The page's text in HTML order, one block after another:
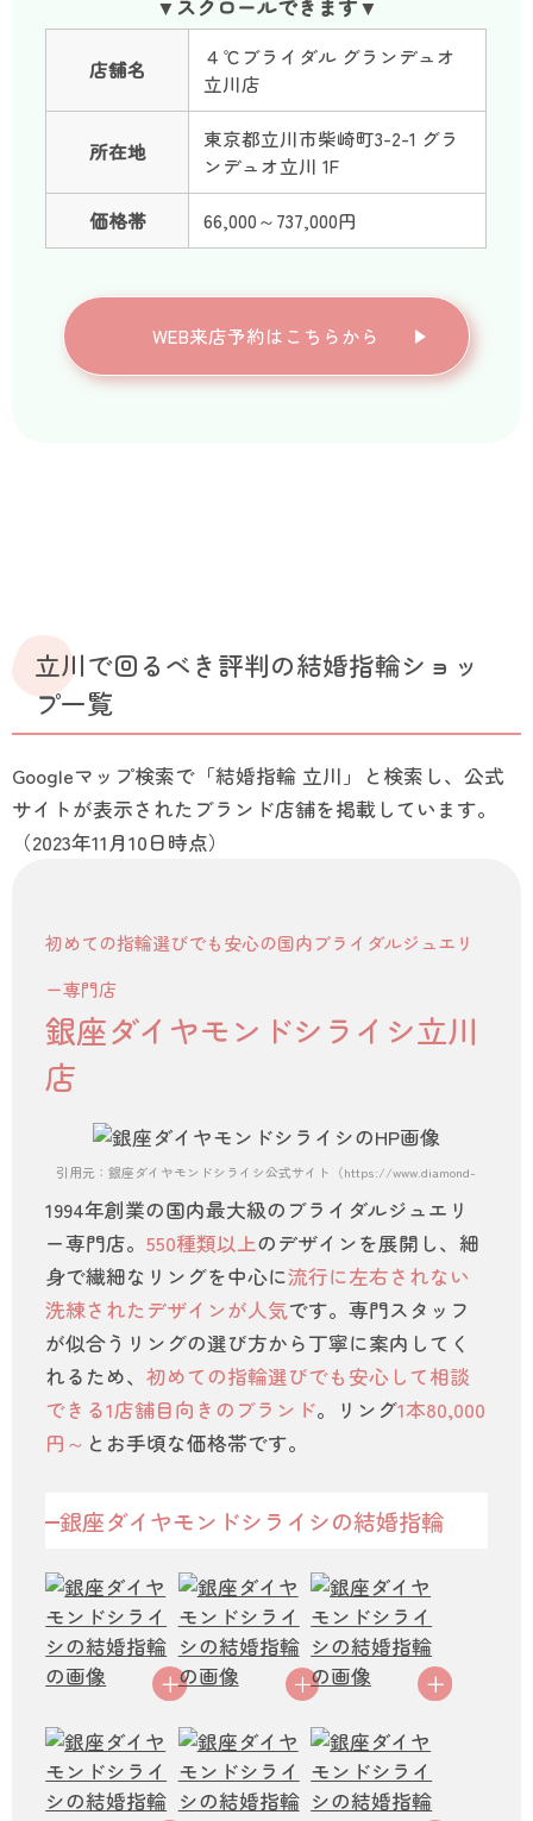
店舗名
４℃ブライダル グランデュオ
立川店
所在地
東京都立川市柴崎町3-2-1 グラ
ンデュオ立川 1F
価格帯 66,000～737,000円
WEB来店予約はこちらから
立川で回るべき評判の結婚指輪ショッ
プ一覧
Googleマップ検索で「結婚指輪 立川」と検索し、公式
サイトが表示されたブランド店舗を掲載しています。
（2023年11月10日時点）
初めての指輪選びでも安心の国内ブライダルジュエリ
ー専門店
銀座ダイヤモンドシライシ立川
店
引用元：銀座ダイヤモンドシライシ公式サイト（https://www.diamond-
1994年創業の国内最大級のブライダルジュエリ
ー専門店。550種類以上のデザインを展開し、細
身で繊細なリングを中心に流行に左右されない
洗練されたデザインが人気です。専門スタッフ
が似合うリングの選び方から丁寧に案内してく
れるため、初めての指輪選びでも安心して相談
できる1店舗目向きのブランド。リング1本80,000
円～ とお手頃な価格帯です。
銀座ダイヤモンドシライシの結婚指輪